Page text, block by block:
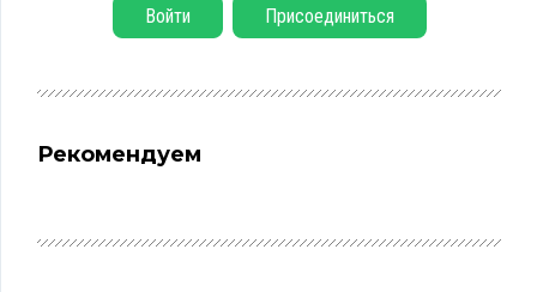
Войти Присоединиться
Рекомендуем